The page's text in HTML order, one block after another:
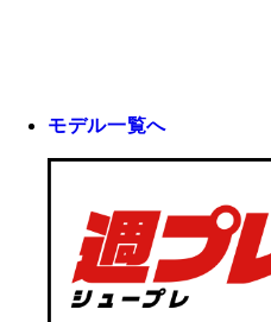
モデル一覧へ